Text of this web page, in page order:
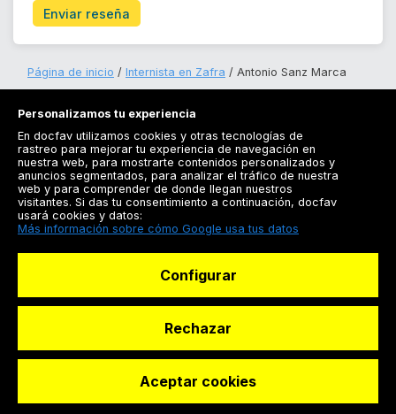
Solicitar reserva
Enviar reseña
Página de inicio Internista en Zafra Antonio Sanz Marca
Registrarse
Docfav
© Dashboard Technologies S.L
Personalizamos tu experiencia
En docfav utilizamos cookies y otras tecnologías de
rastreo para mejorar tu experiencia de navegación en
nuestra web, para mostrarte contenidos personalizados y
anuncios segmentados, para analizar el tráfico de nuestra
web y para comprender de donde llegan nuestros
visitantes. Si das tu consentimiento a continuación, docfav
usará cookies y datos:
Más información sobre cómo Google usa tus datos
Configurar
Rechazar
Aceptar cookies